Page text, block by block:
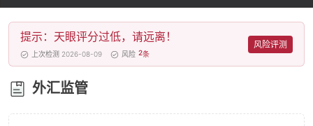
5
6
7
8
3
4
5
6
7
8
9
提示：天眼评分过低，请远离！
上次检测 2026-08-09 风险 2条
风险评测
外汇监管